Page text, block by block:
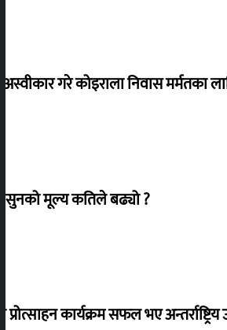
अस्वीकार गरे कोइराला निवास मर्मतका
सुनको मूल्य कतिले बढ्यो ?
प्रोत्साहन कार्यक्रम सफल भए